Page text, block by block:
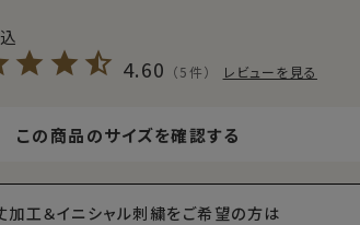
4.60 （5件） レビューを見る
この商品のサイズを確認する
加工＆イニシャル刺繍をご希望の方は